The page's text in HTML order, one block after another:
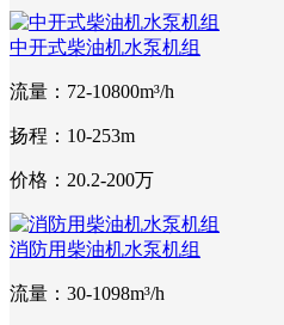
中开式柴油机水泵机组
流量：72-10800m³/h
扬程：10-253m
价格：20.2-200万
消防用柴油机水泵机组
流量：30-1098m³/h